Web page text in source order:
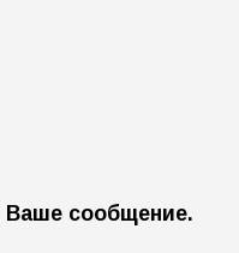
сообщение.